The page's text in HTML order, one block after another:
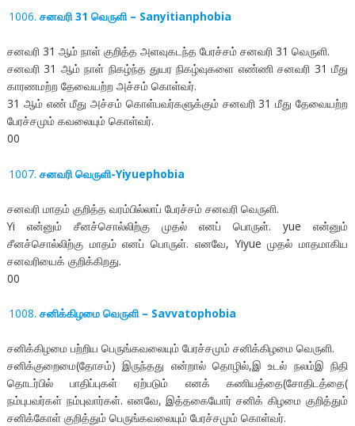
சனவரி 31 வெருளி – Sanyitianphobia
சனவரி 31 ஆம் நாள் குறித்த அளவுகடந்த பேரச்சம் சனவரி 31 வெருளி.
சனவரி 31 ஆம் நாள் நிகழ்ந்த துயர நிகழ்வுகளை எண்ணி சனவரி 31 மீது
காரணமற்ற தேவையற்ற அச்சம் கொள்வர்.
31 ஆம் எண் மீது அச்சம் கொள்பவர்களுக்கும் சனவரி 31 மீது தேவையற்ற
பேரச்சமும் கவலையும் கொள்வர்.
00
சனவரி வெருளி-Yiyuephobia
சனவரி மாதம் குறித்த வரம்பில்லாப் பேரச்சம் சனவரி வெருளி.
Yi என்னும் சீனச்சொல்லிற்கு முதல் எனப் பொருள். yue என்னும்
சீனச்சொல்லிற்கு மாதம் எனப் பொருள். எனவே, Yiyue முதல் மாதமாகிய
சனவரியைக் குறிக்கிறது.
00
சனிக்கிழமை வெருளி – Savvatophobia
சனிக்கிழமை பற்றிய பெருங்கவலையும் பேரச்சமும் சனிக்கிழமை வெருளி.
சனிக்குறைமை(தோசம்) இருந்தது என்றால் தொழில்,இ உடல் நலம்இ நிதி
தொடர்பில் பாதிப்புகள் ஏற்படும் எனக் கணியத்தை(சோதிடத்தை(
நம்புபவர்கள் நம்புவார்கள். எனவே, இத்தகையோர் சனிக் கிழமை குறித்தும்
சனிக்கோள் குறித்தும் பெருங்கவலையும் பேரச்சமும் கொள்வர்.